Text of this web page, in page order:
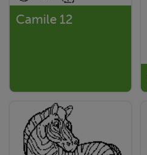
Camile 12